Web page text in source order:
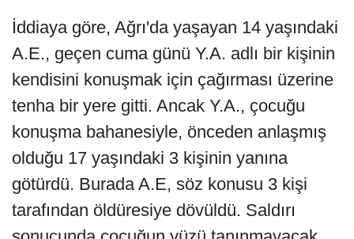
İddiaya göre, Ağrı'da yaşayan 14 yaşındaki
A.E., geçen cuma günü Y.A. adlı bir kişinin
kendisini konuşmak için çağırması üzerine
tenha bir yere gitti. Ancak Y.A., çocuğu
konuşma bahanesiyle, önceden anlaşmış
olduğu 17 yaşındaki 3 kişinin yanına
götürdü. Burada A.E, söz konusu 3 kişi
tarafından öldüresiye dövüldü. Saldırı